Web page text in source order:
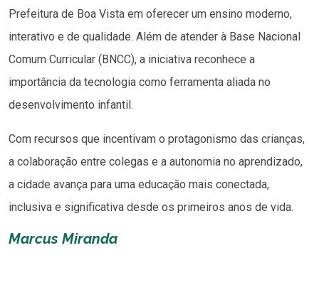
Prefeitura de Boa Vista em oferecer um ensino moderno,
interativo e de qualidade. Além de atender à Base Nacional
Comum Curricular (BNCC), a iniciativa reconhece a
importância da tecnologia como ferramenta aliada no
desenvolvimento infantil.
Com recursos que incentivam o protagonismo das crianças,
a colaboração entre colegas e a autonomia no aprendizado,
a cidade avança para uma educação mais conectada,
inclusiva e significativa desde os primeiros anos de vida.
Marcus Miranda